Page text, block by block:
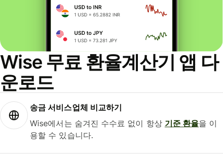
Wise 무료 환율계산기 앱 다
운로드
송금 서비스업체 비교하기
Wise에서는 숨겨진 수수료 없이 항상 기준 환율을 이
용할 수 있습니다.